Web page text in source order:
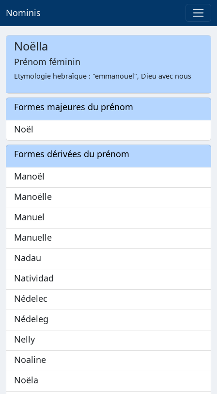
Nominis
Noëlla
Prénom féminin
Etymologie hebraïque : "emmanouel", Dieu avec nous
Formes majeures du prénom
Noël
Formes dérivées du prénom
Manoël
Manoëlle
Manuel
Manuelle
Nadau
Natividad
Nédelec
Nédeleg
Nelly
Noaline
Noëla